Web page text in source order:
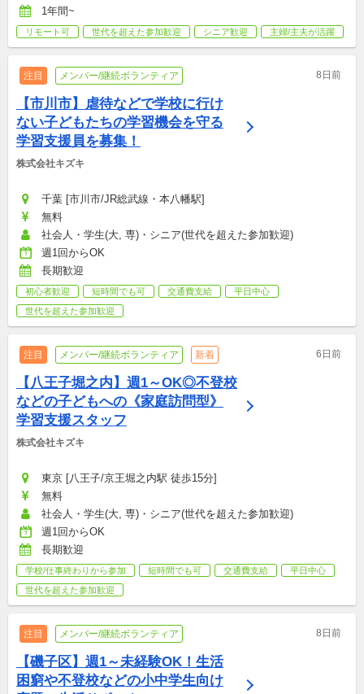
1年間~
リモート可 世代を超えた参加歓迎 シニア歓迎 主婦/主夫が活躍
注目 メンバー/継続ボランティア 8日前
【市川市】虐待などで学校に行け
ない子どもたちの学習機会を守る
学習支援員を募集！
株式会社キズキ
千葉 [市川市/JR総武線・本八幡駅]
無料
社会人・学生(大, 専)・シニア(世代を超えた参加歓迎)
週1回からOK
長期歓迎
初心者歓迎 短時間でも可 交通費支給
平日中心
世代を超えた参加歓迎
注目 メンバー/継続ボランティア 新着 6日前
【八王子堀之内】週1～OK◎不登校
などの子どもへの《家庭訪問型》
学習支援スタッフ
株式会社キズキ
東京 [八王子/京王堀之内駅 徒歩15分]
無料
社会人・学生(大, 専)・シニア(世代を超えた参加歓迎)
週1回からOK
長期歓迎
学校/仕事終わりから参加 短時間でも可 交通費支給
平日中心
世代を超えた参加歓迎
注目 メンバー/継続ボランティア 8日前
【磯子区】週1～未経験OK！生活
困窮や不登校などの小中学生向け